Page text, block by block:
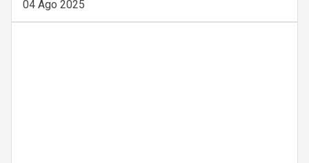
04 Ago 2025